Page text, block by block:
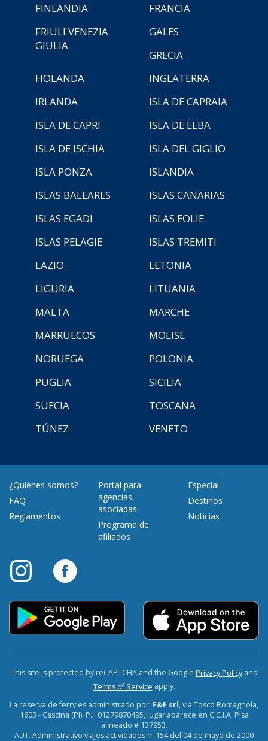
FINLANDIA
FRANCIA
FRIULI VENEZIA
GIULIA
GALES
GRECIA
HOLANDA
INGLATERRA
IRLANDA
ISLA DE CAPRAIA
ISLA DE CAPRI
ISLA DE ELBA
ISLA DE ISCHIA
ISLA DEL GIGLIO
ISLA PONZA
ISLANDIA
ISLAS BALEARES
ISLAS CANARIAS
ISLAS EGADI
ISLAS EOLIE
ISLAS PELAGIE
ISLAS TREMITI
LAZIO
LETONIA
LIGURIA
LITUANIA
MALTA
MARCHE
MARRUECOS
MOLISE
NORUEGA
POLONIA
PUGLIA
SICILIA
SUECIA
TOSCANA
TÚNEZ
VENETO
¿Quiénes somos?
FAQ
Reglamentos
Portal para
agencias
asociadas
Programa de
afiliados
Especial
Destinos
Noticias
This site is protected by reCAPTCHA and the Google Privacy Policyand
Terms of Service apply.
La reserva de ferry es administrado por: F&F srl, via Tosco Romagnola,
1603 - Cascina (PI). P.I. 01279870495, lugar aparece en C.C.I.A. Pisa
alineado # 137953.
AUT. Administrativo viajes actividades n. 154 del 04 de mayo de 2000